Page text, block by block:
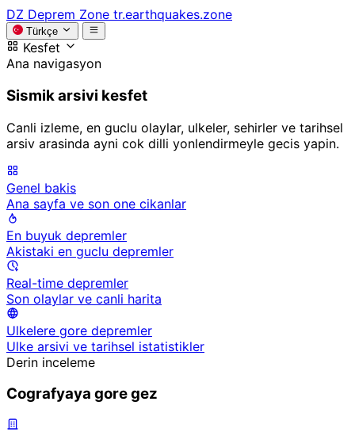
DZ Deprem Zone tr.earthquakes.zone
Türkçe
Kesfet
Ana navigasyon
Sismik arsivi kesfet
Canli izleme, en guclu olaylar, ulkeler, sehirler ve tarihsel
arsiv arasinda ayni cok dilli yonlendirmeyle gecis yapin.
Genel bakis
Ana sayfa ve son one cikanlar
En buyuk depremler
Akistaki en guclu depremler
Real-time depremler
Son olaylar ve canli harita
Ulkelere gore depremler
Ulke arsivi ve tarihsel istatistikler
Derin inceleme
Cografyaya gore gez